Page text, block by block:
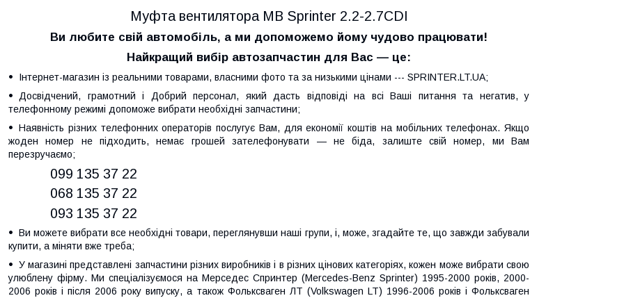
Муфта вентилятора MB Sprinter 2.2-2.7CDI
Ви любите свій автомобіль, а ми допоможемо йому чудово працювати!
Найкращий вибір автозапчастин для Вас — це:
Інтернет-магазин із реальними товарами, власними фото та за низькими цінами --- SPRINTER.LT.UA;
Досвідчений, грамотний і Добрий персонал, який дасть відповіді на всі Ваші питання та негатив, у
телефонному режимі допоможе вибрати необхідні запчастини;
Наявність різних телефонних операторів послугує Вам, для економії коштів на мобільних телефонах. Якщо
жоден номер не підходить, немає грошей зателефонувати — не біда, залиште свій номер, ми Вам
перезручаємо;
099 135 37 22
068 135 37 22
093 135 37 22
Ви можете вибрати все необхідні товари, переглянувши наші групи, і, може, згадайте те, що завжди забували
купити, а міняти вже треба;
У магазині представлені запчастини різних виробників і в різних цінових категоріях, кожен може вибрати свою
улюблену фірму. Ми спеціалізуємося на Мерседес Спринтер (Mercedes-Benz Sprinter) 1995-2000 років, 2000-
2006 років і після 2006 року випуску, а також Фольксваген ЛТ (Volkswagen LT) 1996-2006 років і Фольксваген